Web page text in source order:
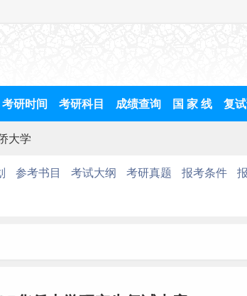
考研时间 考研科目 成绩查询 国 家 线 复
大学
参考书目 考试大纲 考研真题 报考条件